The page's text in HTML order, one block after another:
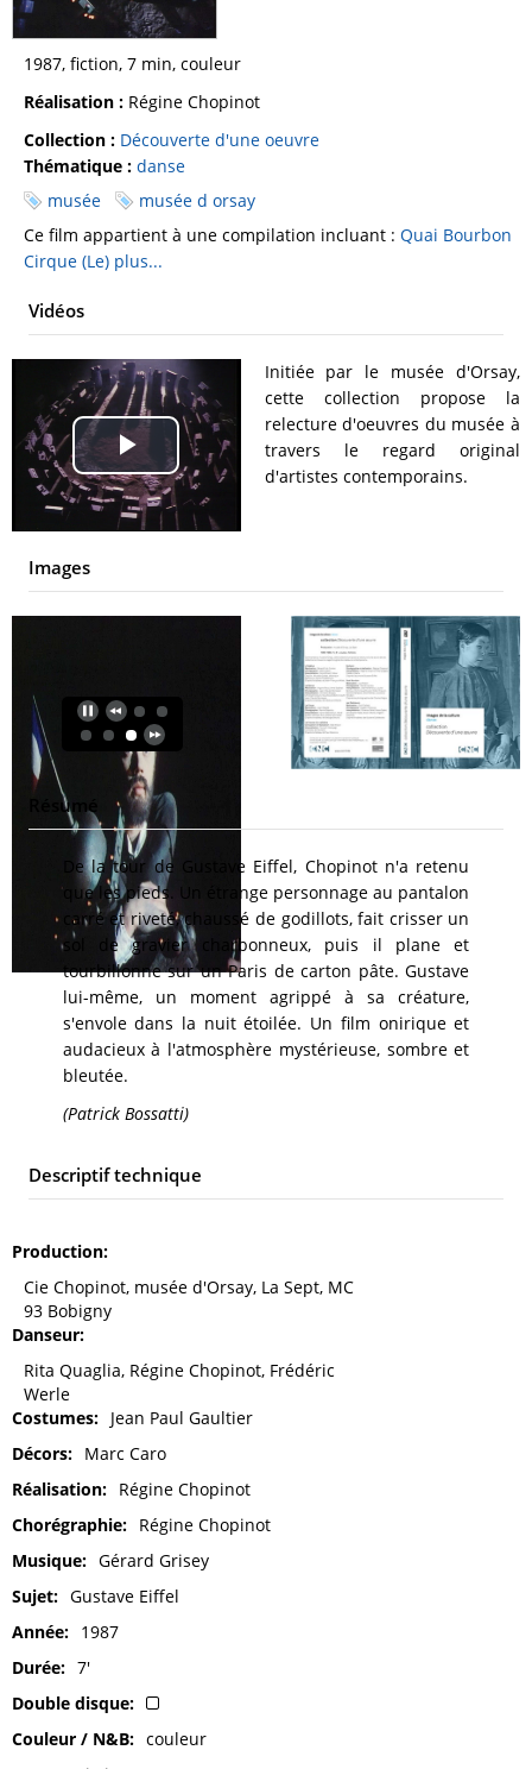
1987, fiction, 7 min, couleur
Réalisation : Régine Chopinot
Collection : Découverte d'une oeuvre
Thématique : danse
musée
musée d orsay
Ce film appartient à une compilation incluant : Quai Bourbon
Cirque (Le) plus...
Vidéos
Play
Video
Initiée par le musée d'Orsay,
cette collection propose la
relecture d'oeuvres du musée à
travers le regard original
d'artistes contemporains.
Images
Résumé
De la tour de Gustave Eiffel, Chopinot n'a retenu
que les pieds. Un étrange personnage au pantalon
carré et riveté, chaussé de godillots, fait crisser un
sol de gravier charbonneux, puis il plane et
tourbillonne sur un Paris de carton pâte. Gustave
lui-même, un moment agrippé à sa créature,
s'envole dans la nuit étoilée. Un film onirique et
audacieux à l'atmosphère mystérieuse, sombre et
bleutée.
(Patrick Bossatti)
Descriptif technique
Production
Cie Chopinot, musée d'Orsay, La Sept, MC
93 Bobigny
Danseur
Rita Quaglia, Régine Chopinot, Frédéric
Werle
Costumes
Jean Paul Gaultier
Décors
Marc Caro
Réalisation
Régine Chopinot
Chorégraphie
Régine Chopinot
Musique
Gérard Grisey
Sujet
Gustave Eiffel
Année
1987
Durée
7'
Double disque
Couleur / N&B
couleur